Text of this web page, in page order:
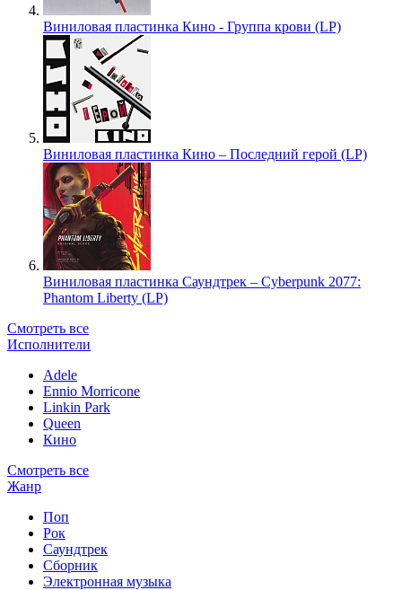
Виниловая пластинка Кино - Группа крови (LP)
Виниловая пластинка Кино – Последний герой (LP)
Виниловая пластинка Саундтрек – Cyberpunk 2077:
Phantom Liberty (LP)
Смотреть все
Исполнители
Adele
Ennio Morricone
Linkin Park
Queen
Кино
Смотреть все
Жанр
Поп
Рок
Саундтрек
Сборник
Электронная музыка